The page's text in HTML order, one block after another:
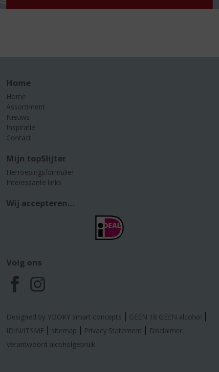
Home
Home
Assortiment
Nieuws
Inspiratie
Contact
Mijn topSlijter
Herroepingsformulier
Interessante links
Wij accepteren...
Volg ons
F
a
c
I
n
s
Designed by YOOKY smart concepts
GEEN 18 GEEN alcohol
IDIN/ITSME
sitemap Privacy Statement
Disclaimer
Verantwoord alcoholgebruik